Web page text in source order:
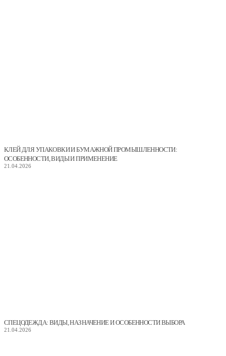
КЛЕЙ ДЛЯ УПАКОВКИ И БУМАЖНОЙ ПРОМЫШЛЕННОСТИ:
ОСОБЕННОСТИ, ВИДЫ И ПРИМЕНЕНИЕ
21.04.2026
СПЕЦОДЕЖДА: ВИДЫ, НАЗНАЧЕНИЕ И ОСОБЕННОСТИ ВЫБОРА
21.04.2026